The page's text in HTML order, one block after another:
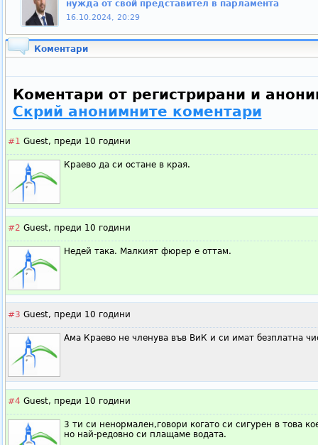
нужда от свой представител в парламента
16.10.2024, 20:29
Коментари
Коментари от регистрирани и
Скрий анонимните коментари
#1 Guest, преди 10 години
Краево да си остане в края.
#2 Guest, преди 10 години
Недей така. Малкият фюрер е оттам.
#3 Guest, преди 10 години
Ама Краево не членува във ВиК и си имат безплатна
#4 Guest, преди 10 години
3 ти си ненормален,говори когато си сигурен в това
но най-редовно си плащаме водата.